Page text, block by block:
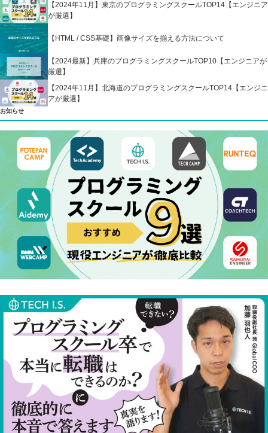
【2024年11月】東京のプログラミングスクールTOP14【エンジニア
が厳選】
【HTML / CSS基礎】画像サイズを揃える方法について
【2024最新】兵庫のプログラミングスクールTOP10【エンジニアが
厳選】
【2024年11月】北海道のプログラミングスクールTOP14【エンジニ
アが厳選】
お知らせ